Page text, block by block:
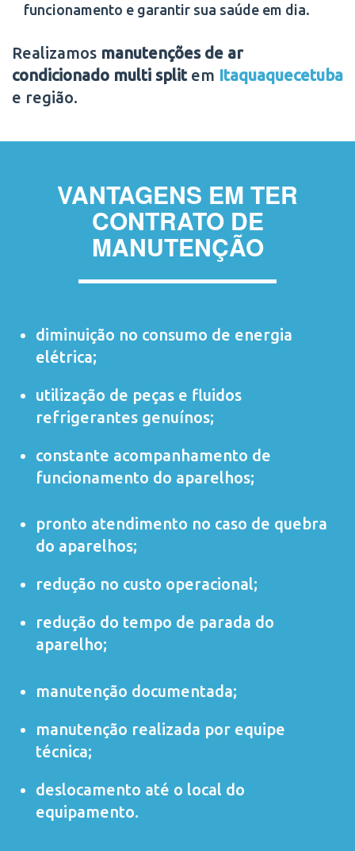
funcionamento e garantir sua saúde em dia.
Realizamos manutenções de ar
condicionado multi splitem Itaquaquecetuba
e região.
VANTAGENS EM TER
CONTRATO DE
MANUTENÇÃO
diminuição no consumo de energia
elétrica;
utilização de peças e fluidos
refrigerantes genuínos;
constante acompanhamento de
funcionamento do aparelhos;
pronto atendimento no caso de quebra
do aparelhos;
redução no custo operacional;
redução do tempo de parada do
aparelho;
manutenção documentada;
manutenção realizada por equipe
técnica;
deslocamento até o local do
equipamento.